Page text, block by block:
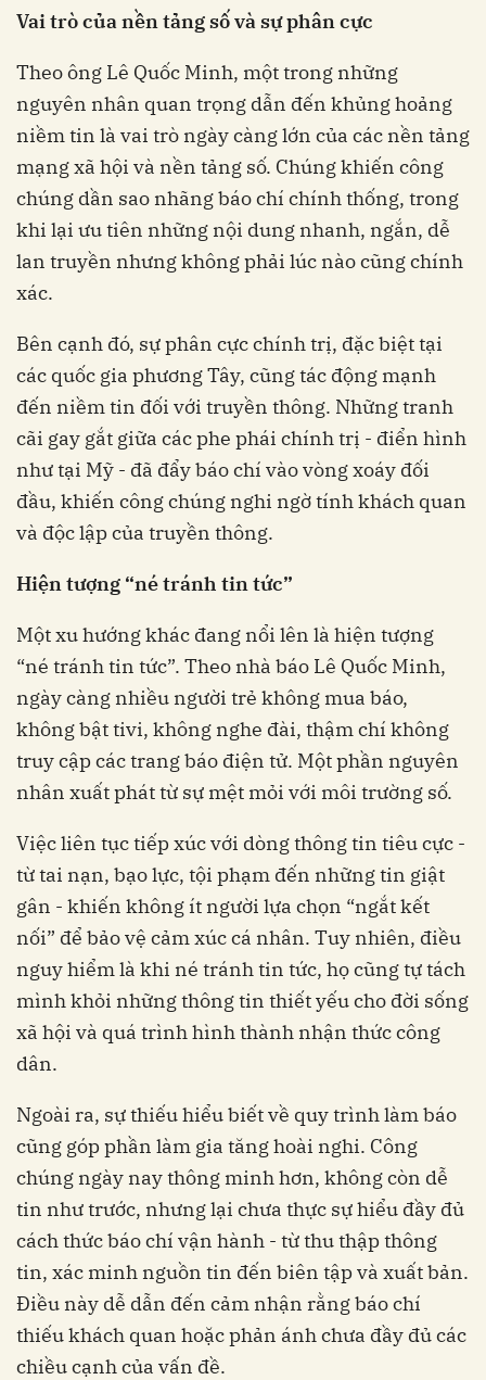
Vai trò của nền tảng số và sự phân cực
Theo ông Lê Quốc Minh, một trong những
nguyên nhân quan trọng dẫn đến khủng hoảng
niềm tin là vai trò ngày càng lớn của các nền tảng
mạng xã hội và nền tảng số. Chúng khiến công
chúng dần sao nhãng báo chí chính thống, trong
khi lại ưu tiên những nội dung nhanh, ngắn, dễ
lan truyền nhưng không phải lúc nào cũng chính
xác.
Bên cạnh đó, sự phân cực chính trị, đặc biệt tại
các quốc gia phương Tây, cũng tác động mạnh
đến niềm tin đối với truyền thông. Những tranh
cãi gay gắt giữa các phe phái chính trị - điển hình
như tại Mỹ - đã đẩy báo chí vào vòng xoáy đối
đầu, khiến công chúng nghi ngờ tính khách quan
và độc lập của truyền thông.
Hiện tượng “né tránh tin tức”
Một xu hướng khác đang nổi lên là hiện tượng
“né tránh tin tức”. Theo nhà báo Lê Quốc Minh,
ngày càng nhiều người trẻ không mua báo,
không bật tivi, không nghe đài, thậm chí không
truy cập các trang báo điện tử. Một phần nguyên
nhân xuất phát từ sự mệt mỏi với môi trường số.
Việc liên tục tiếp xúc với dòng thông tin tiêu cực -
từ tai nạn, bạo lực, tội phạm đến những tin giật
gân - khiến không ít người lựa chọn “ngắt kết
nối” để bảo vệ cảm xúc cá nhân. Tuy nhiên, điều
nguy hiểm là khi né tránh tin tức, họ cũng tự tách
mình khỏi những thông tin thiết yếu cho đời sống
xã hội và quá trình hình thành nhận thức công
dân.
Ngoài ra, sự thiếu hiểu biết về quy trình làm báo
cũng góp phần làm gia tăng hoài nghi. Công
chúng ngày nay thông minh hơn, không còn dễ
tin như trước, nhưng lại chưa thực sự hiểu đầy đủ
cách thức báo chí vận hành - từ thu thập thông
tin, xác minh nguồn tin đến biên tập và xuất bản.
Điều này dễ dẫn đến cảm nhận rằng báo chí
thiếu khách quan hoặc phản ánh chưa đầy đủ các
chiều cạnh của vấn đề.